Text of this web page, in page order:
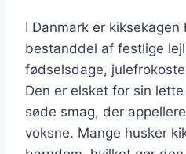
I Danmark er
bestanddel af festlige
fødselsdage,
Den er elsket for sin
søde smag, der
voksne. Mange husker